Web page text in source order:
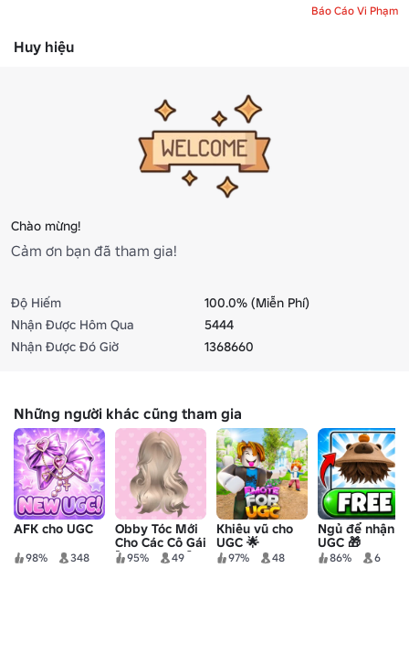
Báo Cáo Vi Phạm
Huy hiệu
Chào mừng!
Cảm ơn bạn đã tham gia!
Độ Hiếm
100.0% (Miễn Phí)
Nhận Được Hôm Qua
5444
Nhận Được Đó Giờ
1368660
Những người khác cũng tham gia
AFK cho UGC
98% 348
Obby Tóc Mới
Cho Các Cô Gái
[UGC HAIRS]
95% 49
Khiêu vũ cho
UGC 🌟
97% 48
Ngủ để nhận
UGC 🎁
86% 6